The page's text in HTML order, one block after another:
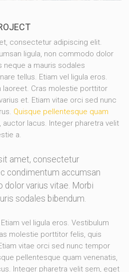
consectetur adipiscing elit.
ligula, non commodo dolor
neque a mauris sodales
tellus. Etiam vel ligula eros.
Cras molestie porttitor
et. Etiam vitae orci sed nunc
Quisque pellentesque quam
auctor lacus. Integer pharetra velit
a.
amet, consectetur
condimentum accumsan
dolor varius vitae. Morbi
sodales bibendum.
vel ligula eros. Vestibulum
molestie porttitor felis, quis
vitae orci sed nunc tempor
pellentesque quam venenatis,
Integer pharetra velit sem, eget